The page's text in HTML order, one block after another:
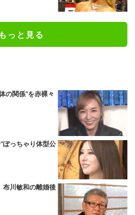
もっと見る
の関係”を赤裸々
ぽっちゃり体型公
布川敏和の離婚後